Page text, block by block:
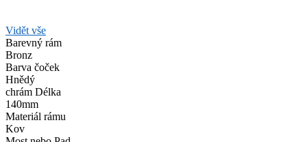
Vidět vše
Barevný rám
Bronz
Barva čoček
Hnědý
chrám Délka
140mm
Materiál rámu
Kov